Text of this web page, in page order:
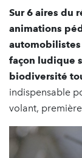
Sur 6 aires du
animations
automobilistes
façon ludique
biodiversité
indispensable
volant,